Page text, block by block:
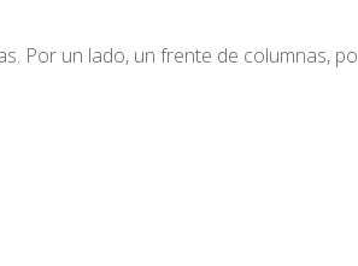
Por un lado, un frente de columnas,